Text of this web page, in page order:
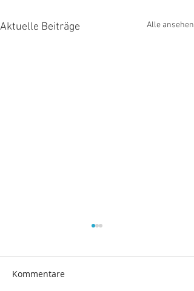
Aktuelle Beiträge Alle ansehen
Kommentare